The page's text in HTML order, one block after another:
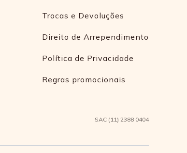
Trocas e Devoluções
Direito de Arrependimento
Política de Privacidade
Regras promocionais
SAC (11) 2388 0404